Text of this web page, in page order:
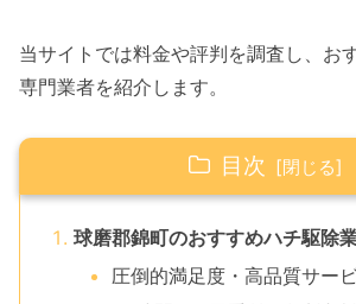
当サイトでは料金や評判を調査し、お
専門業者を紹介します。
目次
球磨郡錦町のおすすめハチ駆除
圧倒的満足度・高品質サー